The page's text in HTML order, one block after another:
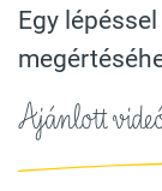
Egy
Ajánlott